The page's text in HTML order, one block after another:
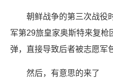
朝鲜战争的第三次战役
军第29旅皇家奥斯特来复枪
弹，直接导致后者被志愿军
然后，有意思的来了